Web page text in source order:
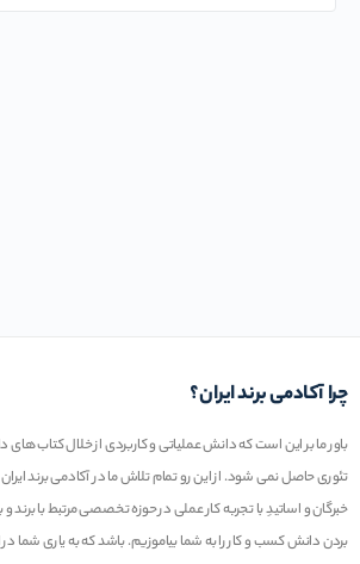
چرا آکادمی برند ایران؟
باور ما بر این است که دانش عملیاتی و کاربردی از خلال کتاب
تئوری حاصل نمی شود. از این رو تمام تلاش ما در آکادمی برند
خبرگان و اساتیدِ با تجربه کار عملی در حوزه تخصصی مرتبط با برند و
بردن دانش کسب و کار را به شما بیاموزیم. باشد که به یاری شما